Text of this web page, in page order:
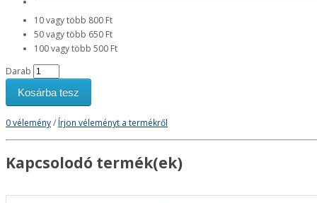
10 vagy több 800 Ft
50 vagy több 650 Ft
100 vagy több 500 Ft
Darab
Kosárba tesz
0 vélemény/Írjon véleményt a termékről
Kapcsolodó termék(ek)